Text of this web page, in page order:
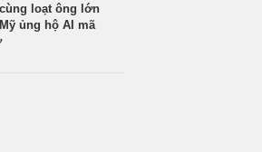
loạt ông lớn
ủng hộ AI mã